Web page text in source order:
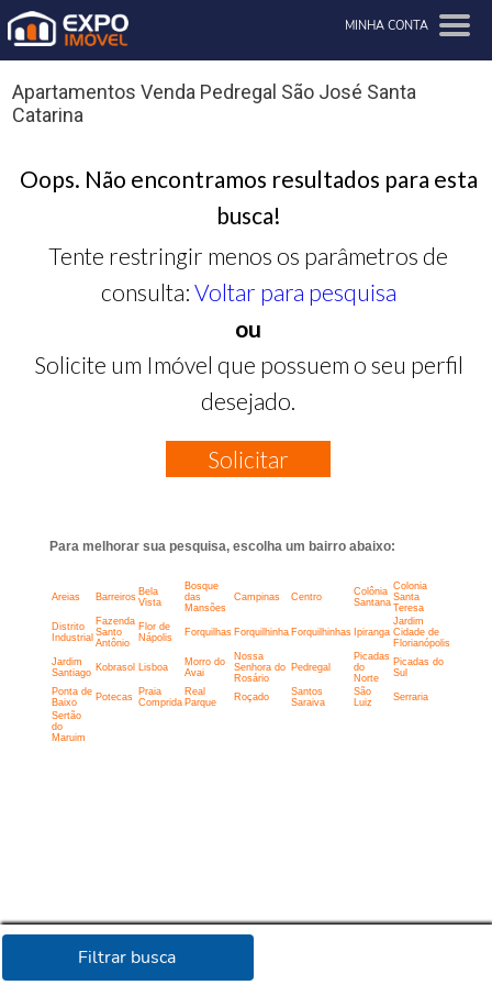
MINHA CONTA
Filtrar busca
Apartamentos Venda Pedregal São José Santa
Catarina
Oops. Não encontramos resultados para esta
busca!
Tente restringir menos os parâmetros de
consulta: Voltar para pesquisa
ou
Solicite um Imóvel que possuem o seu perfil
desejado.
Solicitar
Para melhorar sua pesquisa, escolha um bairro abaixo:
Areias Barreiros Bela
Vista
Bosque
das
Mansões
Campinas Centro
Colônia
Santana
Colonia
Santa
Teresa
Distrito
Industrial
Fazenda
Santo
Antônio
Flor de
Nápolis
Forquilhas Forquilhinha Forquilhinhas Ipiranga
Jardim
Cidade de
Florianópolis
Jardim
Santiago Kobrasol Lisboa
Morro do
Avai
Nossa
Senhora do
Rosário
Pedregal
Picadas
do
Norte
Picadas do
Sul
Ponta de
Baixo
Potecas
Praia
Comprida
Real
Parque
Roçado
Santos
Saraiva
São
Luiz
Serraria
Sertão
do
Maruim